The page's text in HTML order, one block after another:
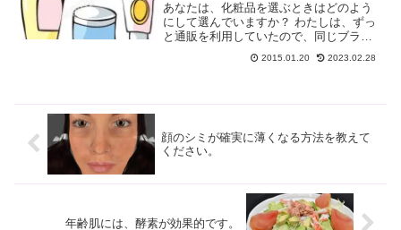
あなたは、化粧品を選ぶときはどのよう
にして選んでいますか？ わたしは、ずっ
と通販を利用していたので、同じブラン
ドの化粧品ばかり使っていたのですが、
化粧品について調べていると石油系のも
2015.01.20 2023.02.28
顔のシミが確実に薄くなる方法を教えて
ください。
年齢肌には、酵素が効果的です。